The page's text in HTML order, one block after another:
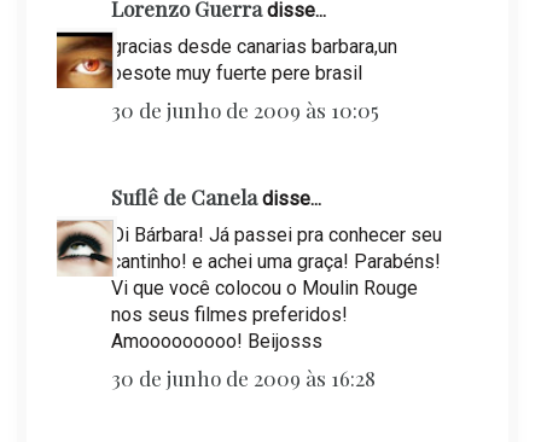
Lorenzo Guerradisse...
gracias desde canarias barbara,un
besote muy fuerte pere brasil
30 de junho de 2009 às 10:05
Suflê de Caneladisse...
Oi Bárbara! Já passei pra conhecer seu
cantinho! e achei uma graça! Parabéns!
Vi que você colocou o Moulin Rouge
nos seus filmes preferidos!
Amooooooooo! Beijosss
30 de junho de 2009 às 16:28